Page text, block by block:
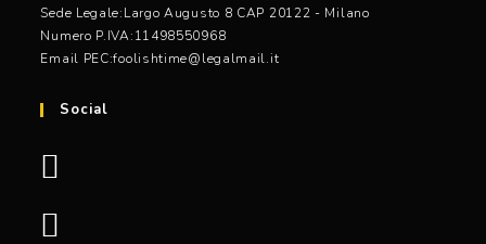
Sede Legale:Largo Augusto 8 CAP 20122 - Milano
Numero P.IVA:11498550968
Email PEC:foolishtime@legalmail.itOpens
Social
Opens
in
new